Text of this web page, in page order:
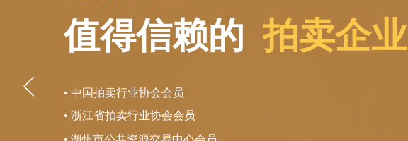
值得信赖的拍卖企业
• 中国拍卖行业协会会员
• 浙江省拍卖行业协会会员